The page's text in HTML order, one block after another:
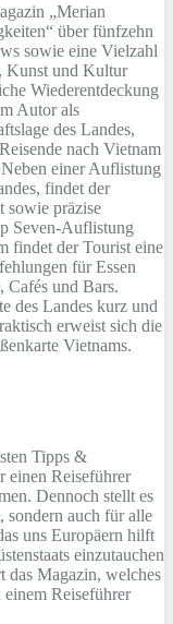
„Merian
über fünfzehn
sowie eine Vielzahl
Kunst und Kultur
Wiederentdeckung
Autor als
des Landes,
nach Vietnam
einer Auflistung
findet der
sowie präzise
Seven-Auflistung
findet der Tourist eine
für Essen
Cafés und Bars.
des Landes kurz und
erweist sich die
Vietnams.
Tipps &
einen Reiseführer
Dennoch stellt es
sondern auch für alle
uns Europäern hilft
einzutauchen
das Magazin, welches
Reiseführer